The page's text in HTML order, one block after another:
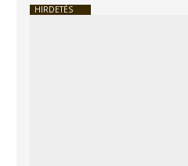
HIRDETÉS